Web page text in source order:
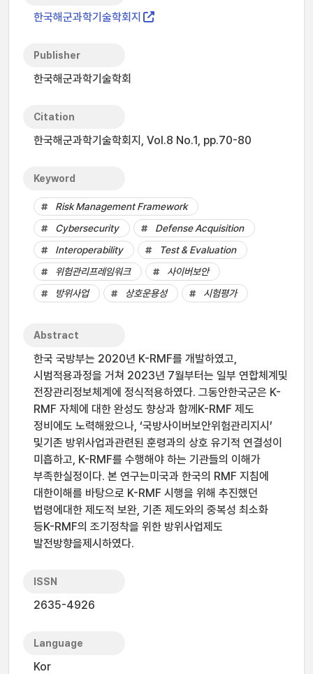
한국해군과학기술학회지
Publisher
한국해군과학기술학회
Citation
한국해군과학기술학회지, Vol.8 No.1, pp.70-80
Keyword
Risk Management Framework
Cybersecurity
Defense Acquisition
Interoperability
Test & Evaluation
위험관리프레임워크
사이버보안
방위사업
상호운용성 시험평가
Abstract
한국 국방부는 2020년 K-RMF를 개발하였고,
시범적용과정을 거쳐 2023년 7월부터는 일부 연합체계및
전장관리정보체계에 정식적용하였다. 그동안한국군은 K-
RMF 자체에 대한 완성도 향상과 함께K-RMF 제도
정비에도 노력해왔으나, ‘국방사이버보안위험관리지시’
및기존 방위사업과관련된 훈령과의 상호 유기적 연결성이
미흡하고, K-RMF를 수행해야 하는 기관들의 이해가
부족한실정이다. 본 연구는미국과 한국의 RMF 지침에
대한이해를 바탕으로 K-RMF 시행을 위해 추진했던
법령에대한 제도적 보완, 기존 제도와의 중복성 최소화
등K-RMF의 조기정착을 위한 방위사업제도
발전방향을제시하였다.
ISSN
2635-4926
Language
Kor